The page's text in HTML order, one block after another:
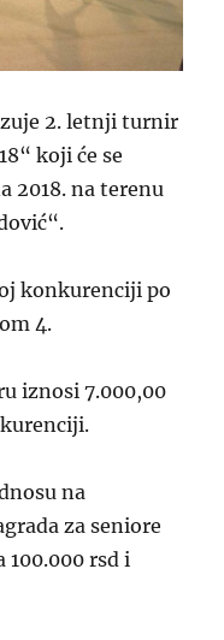
2. letnji turnir
koji će se
2018. na terenu
konkurenciji po
4.
iznosi 7.000,00
na
za seniore
100.000 rsd i